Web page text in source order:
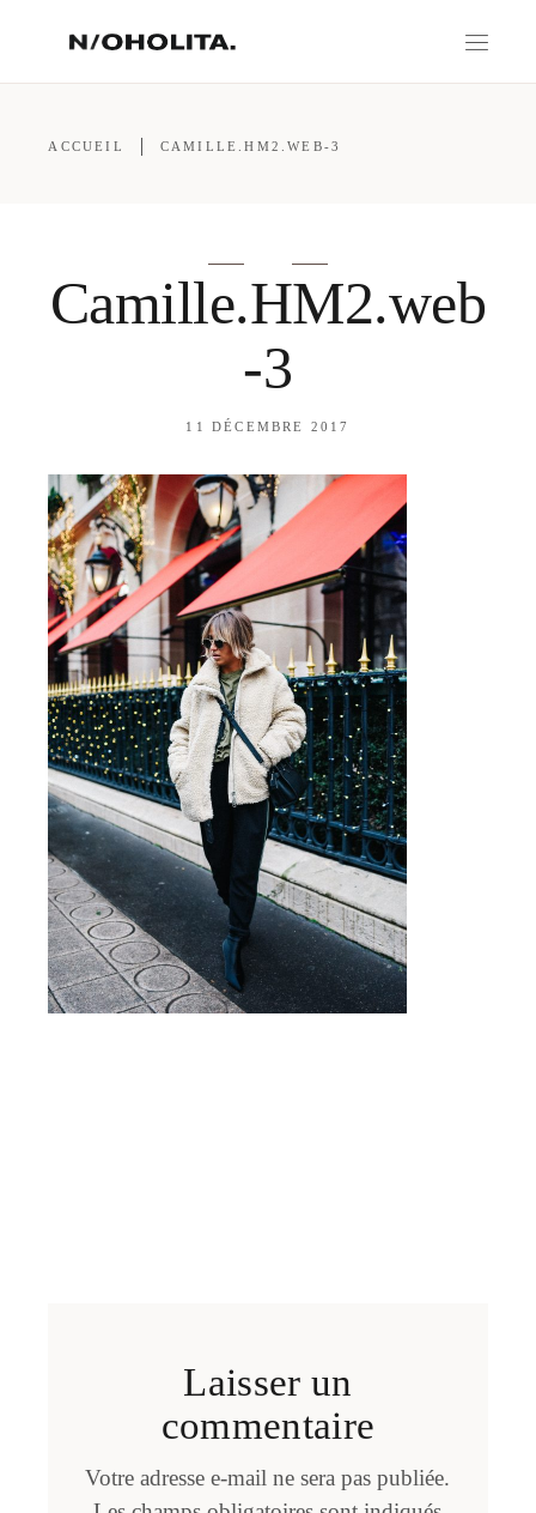
ACCUEIL CAMILLE.HM2.WEB-3
Camille.HM2.web
-3
11 DÉCEMBRE 2017
Laisser un
commentaire
Votre adresse e-mail ne sera pas publiée.